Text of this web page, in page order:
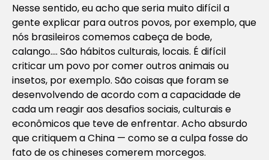
Nesse sentido, eu acho que seria muito difícil a
gente explicar para outros povos, por exemplo, que
nós brasileiros comemos cabeça de bode,
calango…. São hábitos culturais, locais. É difícil
criticar um povo por comer outros animais ou
insetos, por exemplo. São coisas que foram se
desenvolvendo de acordo com a capacidade de
cada um reagir aos desafios sociais, culturais e
econômicos que teve de enfrentar. Acho absurdo
que critiquem a China — como se a culpa fosse do
fato de os chineses comerem morcegos.